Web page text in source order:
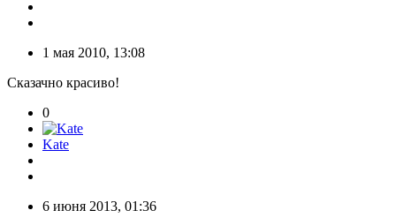
1 мая 2010, 13:08
Сказачно красиво!
0
Kate
6 июня 2013, 01:36